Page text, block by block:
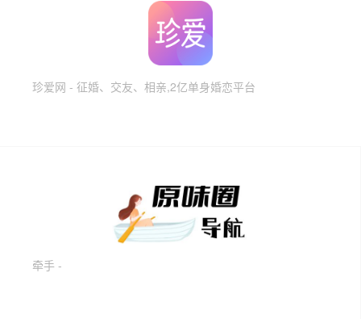
珍爱网 - 征婚、交友、相亲,2亿单身婚恋平台
牵手 -